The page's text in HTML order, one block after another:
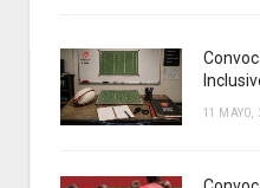
11 MAYO,